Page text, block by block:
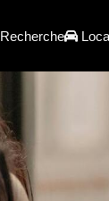
Recherche